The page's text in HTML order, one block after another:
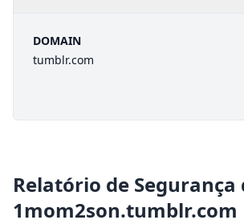
DOMAIN
tumblr.com
Relatório de Segurança
1mom2son.tumblr.com